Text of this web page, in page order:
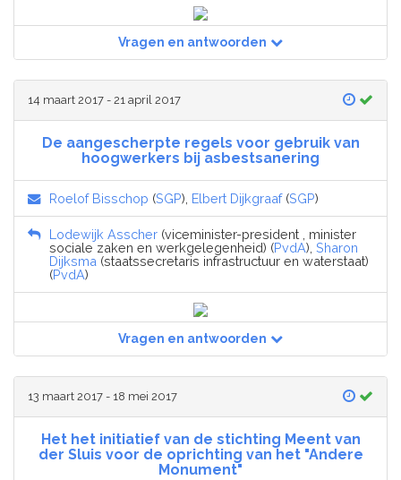
Vragen en antwoorden
14 maart 2017 - 21 april 2017
De aangescherpte regels voor gebruik van
hoogwerkers bij asbestsanering
Roelof Bisschop (SGP), Elbert Dijkgraaf(SGP)
Lodewijk Asscher (viceminister-president , minister
sociale zaken en werkgelegenheid) (PvdA), Sharon
Dijksma (staatssecretaris infrastructuur en waterstaat)
(PvdA)
Vragen en antwoorden
13 maart 2017 - 18 mei 2017
Het het initiatief van de stichting Meent van
der Sluis voor de oprichting van het "Andere
Monument"